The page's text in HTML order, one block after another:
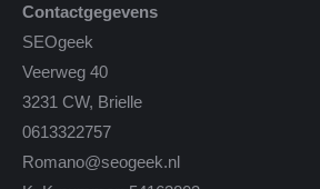
Contactgegevens
SEOgeek
Veerweg 40
3231 CW, Brielle
0613322757
Romano@seogeek.nl